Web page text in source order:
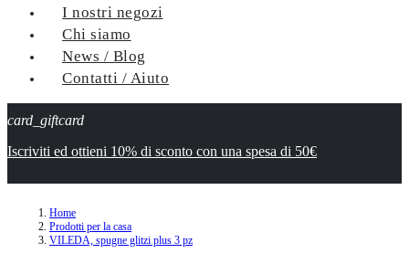
I nostri negozi
Chi siamo
News / Blog
Contatti / Aiuto
card_giftcard
Iscriviti ed ottieni 10% di sconto con una spesa di 50€
Home
Prodotti per la casa
VILEDA, spugne glitzi plus 3 pz